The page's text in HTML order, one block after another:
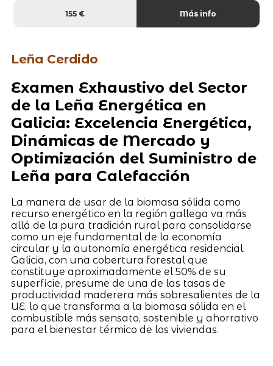
155 € Más info
Leña Cerdido
Examen Exhaustivo del Sector
de la Leña Energética en
Galicia: Excelencia Energética,
Dinámicas de Mercado y
Optimización del Suministro de
Leña para Calefacción
La manera de usar de la biomasa sólida como
recurso energético en la región gallega va más
allá de la pura tradición rural para consolidarse
como un eje fundamental de la economía
circular y la autonomía energética residencial.
Galicia, con una cobertura forestal que
constituye aproximadamente el 50% de su
superficie, presume de una de las tasas de
productividad maderera más sobresalientes de la
UE, lo que transforma a la biomasa sólida en el
combustible más sensato, sostenible y ahorrativo
para el bienestar térmico de los viviendas.